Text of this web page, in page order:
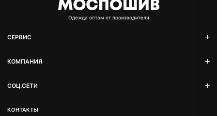
Oдежда оптом от производителя
СЕРВИС
КОМПАНИЯ
СОЦ.СЕТИ
КОНТАКТЫ